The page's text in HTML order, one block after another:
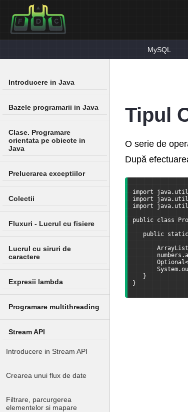
MySQL
Introducere in Java
Bazele programarii in Java
Clase. Programare
orientata pe obiecte in
Java
Prelucrarea exceptiilor
Colectii
Fluxuri - Lucrul cu fisiere
Lucrul cu siruri de
caractere
Expresii lambda
Programare multithreading
Stream API
Introducere in Stream API
Crearea unui flux de date
Filtrare, parcurgerea
elementelor si mapare
Tipul
O serie de
După
import
import
import
public class
public static
}
}